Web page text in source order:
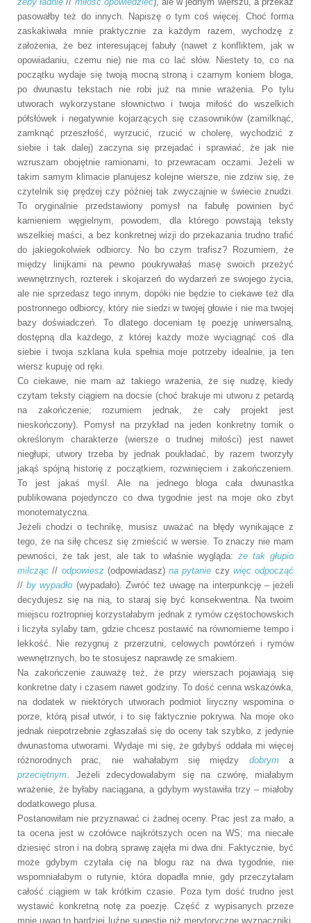
pasowałby też do innych. Napiszę o tym coś więcej. Choć forma
zaskakiwała mnie praktycznie za każdym razem, wychodzę z
założenia, że bez interesującej fabuły (nawet z konfliktem, jak w
opowiadaniu, czemu nie) nie ma co lać słów. Niestety to, co na
początku wydaje się twoją mocną stroną i czarnym koniem bloga,
po dwunastu tekstach nie robi już na mnie wrażenia. Po tylu
utworach wykorzystane słownictwo i twoja miłość do wszelkich
półsłówek i negatywnie kojarzących się czasowników (zamilknąć,
zamknąć przeszłość, wyrzucić, rzucić w cholerę, wychodzić z
siebie i tak dalej) zaczyna się przejadać i sprawiać, że jak nie
wzruszam obojętnie ramionami, to przewracam oczami. Jeżeli w
takim samym klimacie planujesz kolejne wiersze, nie zdziw się, że
czytelnik się prędzej czy później tak zwyczajnie w świecie znudzi.
To oryginalnie przedstawiony pomysł na fabułę powinien być
kamieniem węgielnym, powodem, dla którego powstają teksty
wszelkiej maści, a bez konkretnej wizji do przekazania trudno trafić
do jakiegokolwiek odbiorcy. No bo czym trafisz? Rozumiem, że
między linijkami na pewno poukrywałaś masę swoich przeżyć
wewnętrznych, rozterek i skojarzeń do wydarzeń ze swojego życia,
ale nie sprzedasz tego innym, dopóki nie będzie to ciekawe też dla
postronnego odbiorcy, który nie siedzi w twojej głowie i nie ma twojej
bazy doświadczeń. To dlatego doceniam tę poezję uniwersalną,
dostępną dla każdego, z której każdy może wyciągnąć coś dla
siebie i twoja szklana kula spełnia moje potrzeby idealnie, ja ten
wiersz kupuję od ręki.
Co ciekawe, nie mam aż takiego wrażenia, że się nudzę, kiedy
czytam teksty ciągiem na docsie (choć brakuje mi utworu z petardą
na zakończenie; rozumiem jednak, że cały projekt jest
nieskończony). Pomysł na przykład na jeden konkretny tomik o
określonym charakterze (wiersze o trudnej miłości) jest nawet
niegłupi; utwory trzeba by jednak poukładać, by razem tworzyły
jakąś spójną historię z początkiem, rozwinięciem i zakończeniem.
To jest jakaś myśl. Ale na jednego bloga cała dwunastka
publikowana pojedynczo co dwa tygodnie jest na moje oko zbyt
monotematyczna.
Jeżeli chodzi o technikę, musisz uważać na błędy wynikające z
tego, że na siłę chcesz się zmieścić w wersie. To znaczy nie mam
pewności, że tak jest, ale tak to właśnie wygląda: że tak głupio
milcząc// odpowiesz(odpowiadasz)na pytanie czy więc odpocząć
// by wypadło (wypadało). Zwróć też uwagę na interpunkcję – jeżeli
decydujesz się na nią, to staraj się być konsekwentna. Na twoim
miejscu roztropniej korzystałabym jednak z rymów częstochowskich
i liczyła sylaby tam, gdzie chcesz postawić na równomierne tempo i
lekkość. Nie rezygnuj z przerzutni, celowych powtórzeń i rymów
wewnętrznych, bo te stosujesz naprawdę ze smakiem.
Na zakończenie zauważę też, że przy wierszach pojawiają się
konkretne daty i czasem nawet godziny. To dość cenna wskazówka,
na dodatek w niektórych utworach podmiot liryczny wspomina o
porze, którą pisał utwór, i to się faktycznie pokrywa. Na moje oko
jednak niepotrzebnie zgłaszałaś się do oceny tak szybko, z jedynie
dwunastoma utworami. Wydaje mi się, że gdybyś oddała mi więcej
różnorodnych prac, nie wahałabym się między dobryma
przeciętnym. Jeżeli zdecydowałabym się na czwórę, miałabym
wrażenie, że byłaby naciągana, a gdybym wystawiła trzy – miałoby
dodatkowego plusa.
Postanowiłam nie przyznawać ci żadnej oceny. Prac jest za mało, a
ta ocena jest w czołówce najkrótszych ocen na WS; ma niecałe
dziesięć stron i na dobrą sprawę zajęła mi dwa dni. Faktycznie, być
może gdybym czytała cię na blogu raz na dwa tygodnie, nie
wspomniałabym o rutynie, która dopadła mnie, gdy przeczytałam
całość ciągiem w tak krótkim czasie. Poza tym dość trudno jest
wystawić konkretną notę za poezję. Część z wypisanych przeze
mnie uwag to bardziej luźne sugestie niż merytoryczne wyznaczniki,